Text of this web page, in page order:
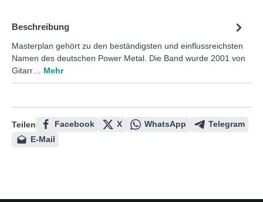
Beschreibung
Masterplan gehört zu den beständigsten und einflussreichsten
Namen des deutschen Power Metal. Die Band wurde 2001 von
Gitarr… Mehr
Teilen Facebook X WhatsApp
Telegram
E-Mail